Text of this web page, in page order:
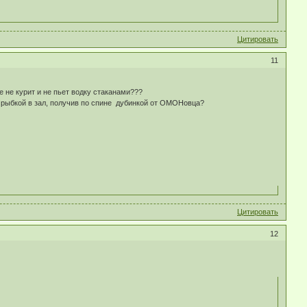
Цитировать
11
курит и не пьет водку стаканами???
рыбкой в зал, получив по спине дубинкой от ОМОНовца?
Цитировать
12